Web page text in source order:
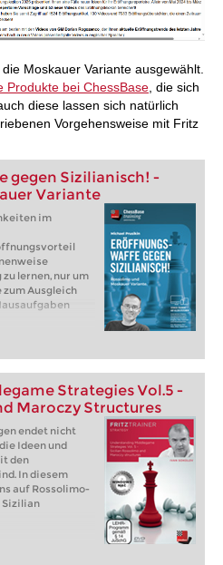
Moskauer Variante ausgewählt.
Produkte bei ChessBase, die sich
diese lassen sich natürlich
Vorgehensweise mit Fritz
gegen Sizilianisch! -
Variante
im
lernen, nur um
zum Ausgleich
Strategies Vol.5 -
Maroczy Structures
endet nicht
Ideen und
den
In diesem
auf Rossolimo-
Sizilian